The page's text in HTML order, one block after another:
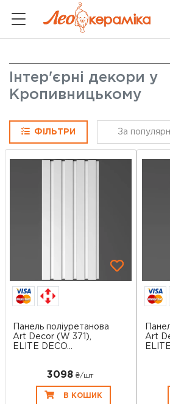
Інтер'єрні декори у
Кропивницькому
ФІЛЬТРИ За
Панель поліуретанова
Art Decor (W 371),
ELITE DECO...
3098 ₴/шт
В КОШИК
Art